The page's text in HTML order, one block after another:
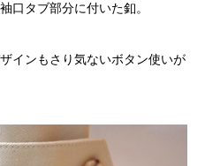
口タブ部分に付いた釦。
インもさり気ないボタン使いが